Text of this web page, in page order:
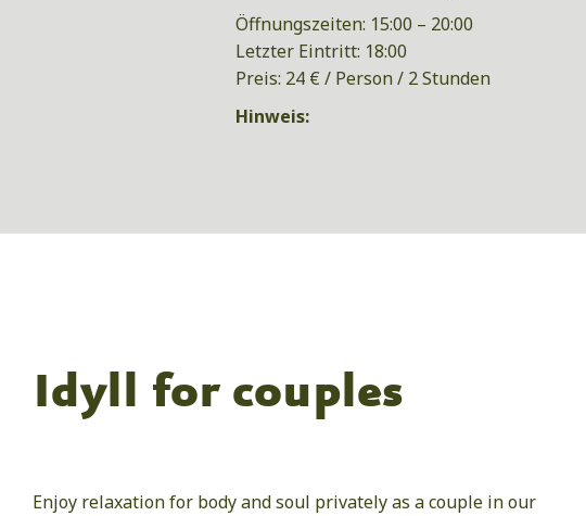
Öffnungszeiten: 15:00 – 20:00
Letzter Eintritt: 18:00
Preis: 24 € / Person / 2 Stunden
Hinweis:
Idyll for couples
Enjoy relaxation for body and soul privately as a couple in our